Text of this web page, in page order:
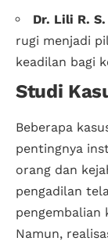
Dr. Lili R.
rugi menjadi
keadilan bagi
Studi
Beberapa
pentingnya
orang dan
pengadilan
pengembalian
Namun,